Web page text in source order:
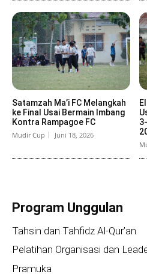
Satamzah Ma’i FC Melangkah
ke Final Usai Bermain Imbang
Kontra Rampagoe FC
Mudir Cup Juni 18, 2026
Program Unggulan
Tahsin dan Tahfidz Al-Qur’an
Pelatihan Organisasi dan
Pramuka